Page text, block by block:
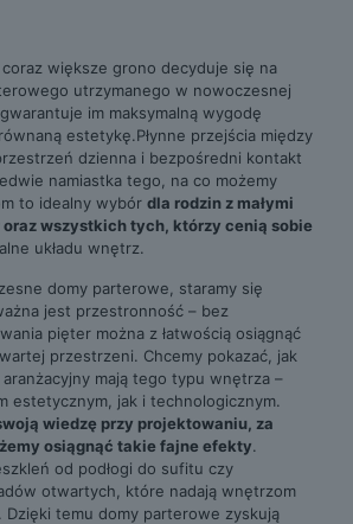
większe grono decyduje się na
utrzymanego w nowoczesnej
im maksymalną wygodę
estetykę.Płynne przejścia między
dzienna i bezpośredni kontakt
namiastka tego, na co możemy
to idealny wybór dla rodzin z małymi
wszystkich tych, którzy cenią sobie
układu wnętrz.
domy parterowe, staramy się
jest przestronność – bez
pięter można z łatwością osiągnąć
przestrzeni. Chcemy pokazać, jak
aranżacyjny mają tego typu wnętrza –
estetycznym, jak i technologicznym.
wiedzę przy projektowaniu, za
osiągnąć takie fajne efekty.
od podłogi do sufitu czy
otwartych, które nadają wnętrzom
Dzięki temu domy parterowe zyskują